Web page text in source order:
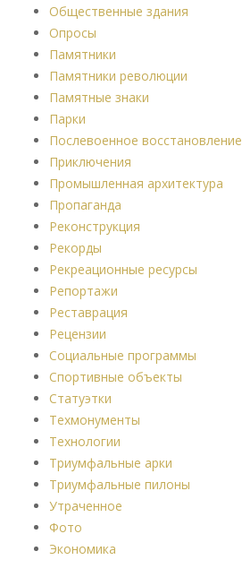
Общественные здания
Опросы
Памятники
Памятники революции
Памятные знаки
Парки
Послевоенное восстановление
Приключения
Промышленная архитектура
Пропаганда
Реконструкция
Рекорды
Рекреационные ресурсы
Репортажи
Реставрация
Рецензии
Социальные программы
Спортивные объекты
Статуэтки
Техмонументы
Технологии
Триумфальные арки
Триумфальные пилоны
Утраченное
Фото
Экономика